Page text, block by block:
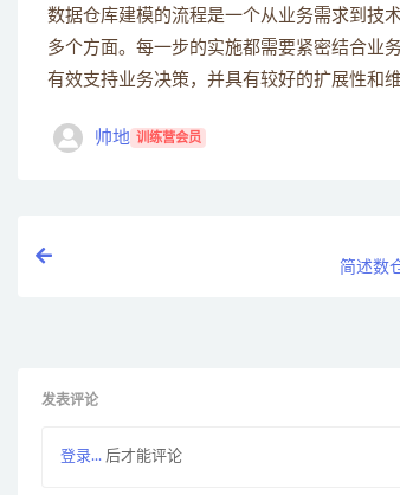
数据仓库建模的流程是一个从业务需求到技
多个方面。每一步的实施都需要紧密结合业
有效支持业务决策，并具有较好的扩展性和维
帅地 训练营会员
简述数
发表评论
登录... 后才能评论